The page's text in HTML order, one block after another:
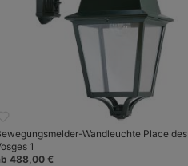
Wandleuchte Place des
1
488,00 €